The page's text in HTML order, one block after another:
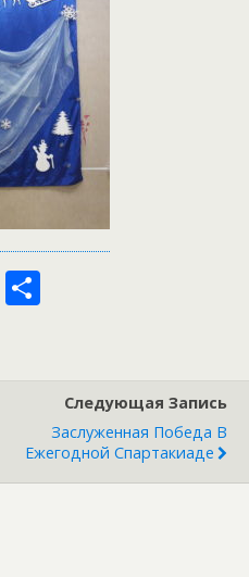
M
а
в
и
Следующая Запись
Заслуженная Победа В
Ежегодной Спартакиаде